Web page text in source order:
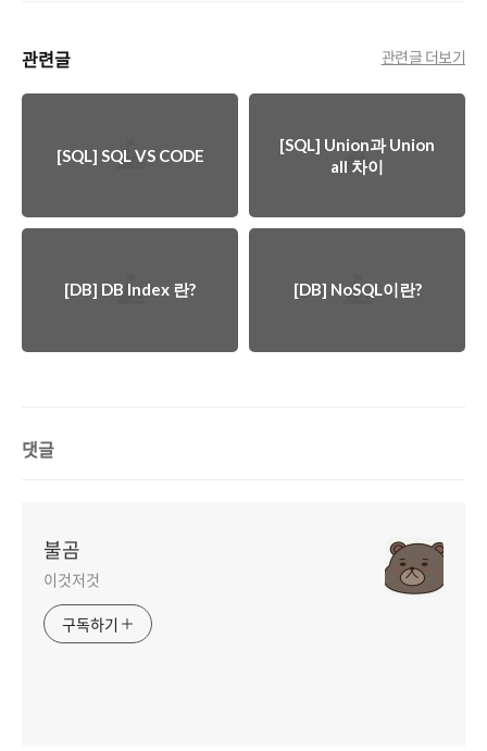
관련글 관련글 더보기
[SQL] SQL VS CODE
[SQL] Union과 Union
all 차이
[DB] DB Index 란? [DB] NoSQL이란?
댓글
불곰
이것저것
구독하기